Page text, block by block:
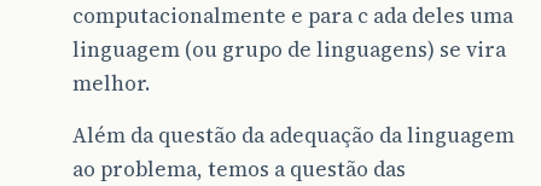
computacionalmente e para c ada deles uma
linguagem (ou grupo de linguagens) se vira
melhor.
Além da questão da adequação da linguagem
ao problema, temos a questão das